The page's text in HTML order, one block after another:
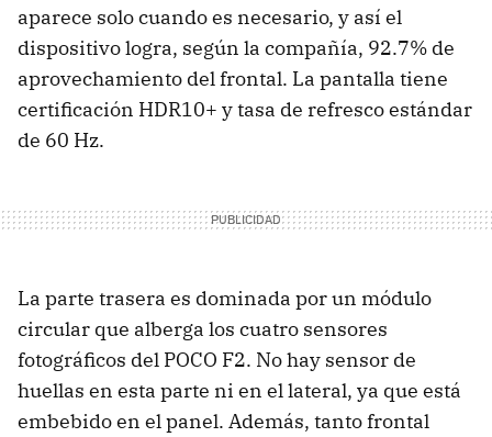
aparece solo cuando es necesario, y así el
dispositivo logra, según la compañía, 92.7% de
aprovechamiento del frontal. La pantalla tiene
certificación HDR10+ y tasa de refresco estándar
de 60 Hz.
La parte trasera es dominada por un módulo
circular que alberga los cuatro sensores
fotográficos del POCO F2. No hay sensor de
huellas en esta parte ni en el lateral, ya que está
embebido en el panel. Además, tanto frontal